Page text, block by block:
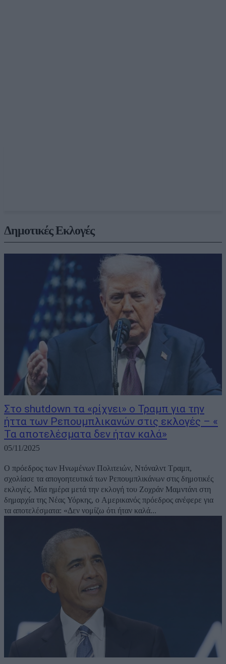
Δημοτικές Εκλογές
Στο shutdown τα «ρίχνει» ο Τραμπ για την
ήττα των Ρεπουμπλικανών στις εκλογές – «
Τα αποτελέσματα δεν ήταν καλά»
05/11/2025
Ο πρόεδρος των Ηνωμένων Πολιτειών, Ντόναλντ Τραμπ,
σχολίασε τα απογοητευτικά των Ρεπουμπλικάνων στις δημοτικές
εκλογές. Μία ημέρα μετά την εκλογή του Ζοχράν Μαμντάνι στη
δημαρχία της Νέας Υόρκης, ο Αμερικανός πρόεδρος ανέφερε για
τα αποτελέσματα: «Δεν νομίζω ότι ήταν καλά...